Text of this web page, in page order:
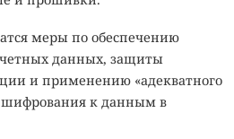
меры по обеспечению
данных, защиты
и применению «адекватного
шифрования к данным в